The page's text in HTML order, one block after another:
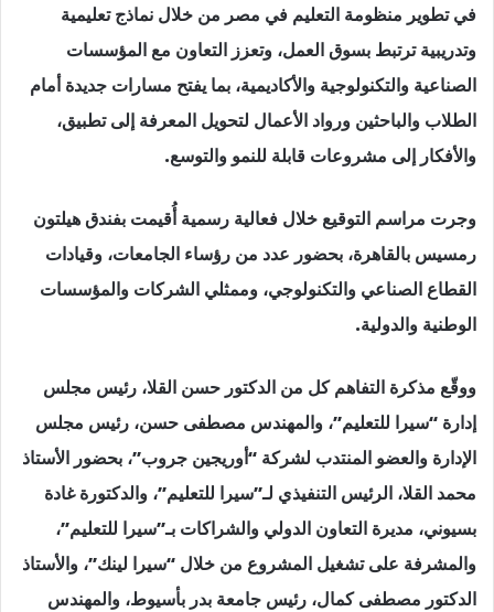
في تطوير منظومة التعليم في مصر من خلال نماذج تعليمية
وتدريبية ترتبط بسوق العمل، وتعزز التعاون مع المؤسسات
الصناعية والتكنولوجية والأكاديمية، بما يفتح مسارات جديدة أمام
الطلاب والباحثين ورواد الأعمال لتحويل المعرفة إلى تطبيق،
والأفكار إلى مشروعات قابلة للنمو والتوسع.
وجرت مراسم التوقيع خلال فعالية رسمية أُقيمت بفندق هيلتون
رمسيس بالقاهرة، بحضور عدد من رؤساء الجامعات، وقيادات
القطاع الصناعي والتكنولوجي، وممثلي الشركات والمؤسسات
الوطنية والدولية.
ووقّع مذكرة التفاهم كل من الدكتور حسن القلا، رئيس مجلس
إدارة “سيرا للتعليم”، والمهندس مصطفى حسن، رئيس مجلس
الإدارة والعضو المنتدب لشركة “أوريجين جروب”، بحضور الأستاذ
محمد القلا، الرئيس التنفيذي لـ”سيرا للتعليم”، والدكتورة غادة
بسيوني، مديرة التعاون الدولي والشراكات بـ”سيرا للتعليم”،
والمشرفة على تشغيل المشروع من خلال “سيرا لينك”، والأستاذ
الدكتور مصطفى كمال، رئيس جامعة بدر بأسيوط، والمهندس